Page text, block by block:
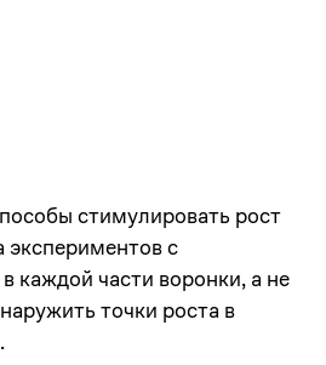
стимулировать рост
с
части воронки, а не
точки роста в